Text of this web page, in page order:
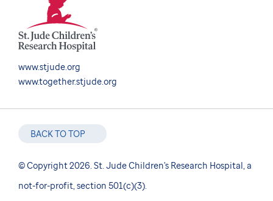
www.stjude.org
www.together.stjude.org
© Copyright 2026. St. Jude Children's Research Hospital, a
not-for-profit, section 501(c)(3).
BACK TO TOP